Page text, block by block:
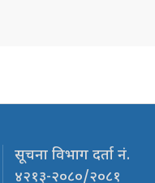
सूचना विभाग दर्ता नं.
४२१३-२०८०/२०८१